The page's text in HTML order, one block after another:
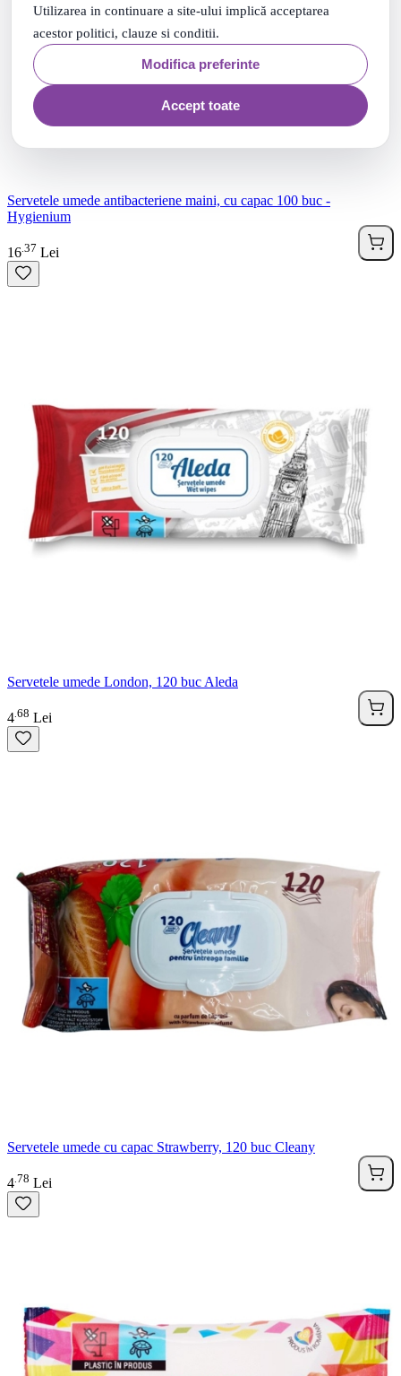
Utilizarea in continuare a site-ului implică acceptarea
acestor politici, clauze si conditii.
Modifica preferinte
Accept toate
Servetele umede antibacteriene maini, cu capac 100 buc -
Hygienium
16 37 Lei
Servetele umede London, 120 buc Aleda
4 68 Lei
Servetele umede cu capac Strawberry, 120 buc Cleany
4 78 Lei